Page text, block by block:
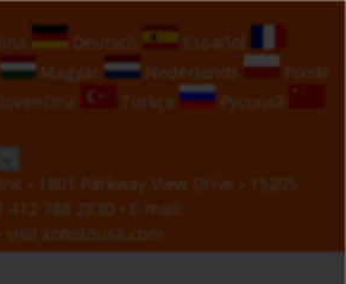
Deutsch
Español
Magyar Nederlands
Polski
Türkçe
Русский
• 1801 Parkway View Drive • 15205
412 788 2830 • E-mail:
visit koboldusa.com